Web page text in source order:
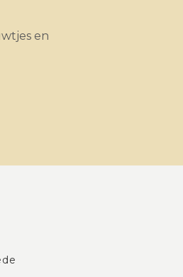
en